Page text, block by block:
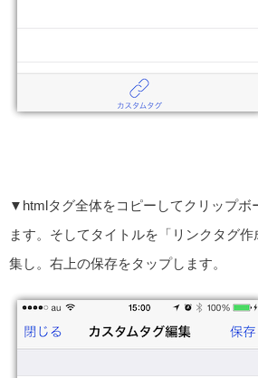
▼htmlタグ全体をコピーしてクリップボ
ます。そしてタイトルを「リンクタグ
集し。右上の保存をタップします。